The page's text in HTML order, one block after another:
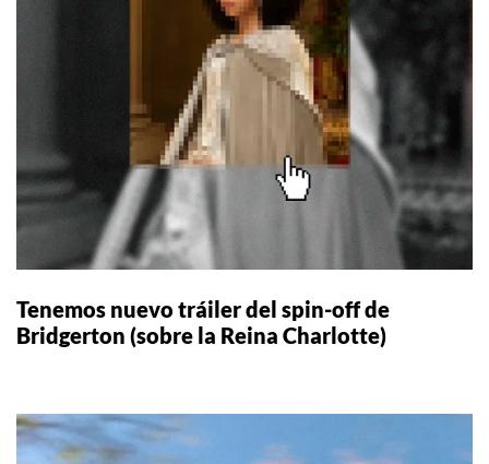
Tenemos nuevo tráiler del spin-off de
Bridgerton (sobre la Reina Charlotte)